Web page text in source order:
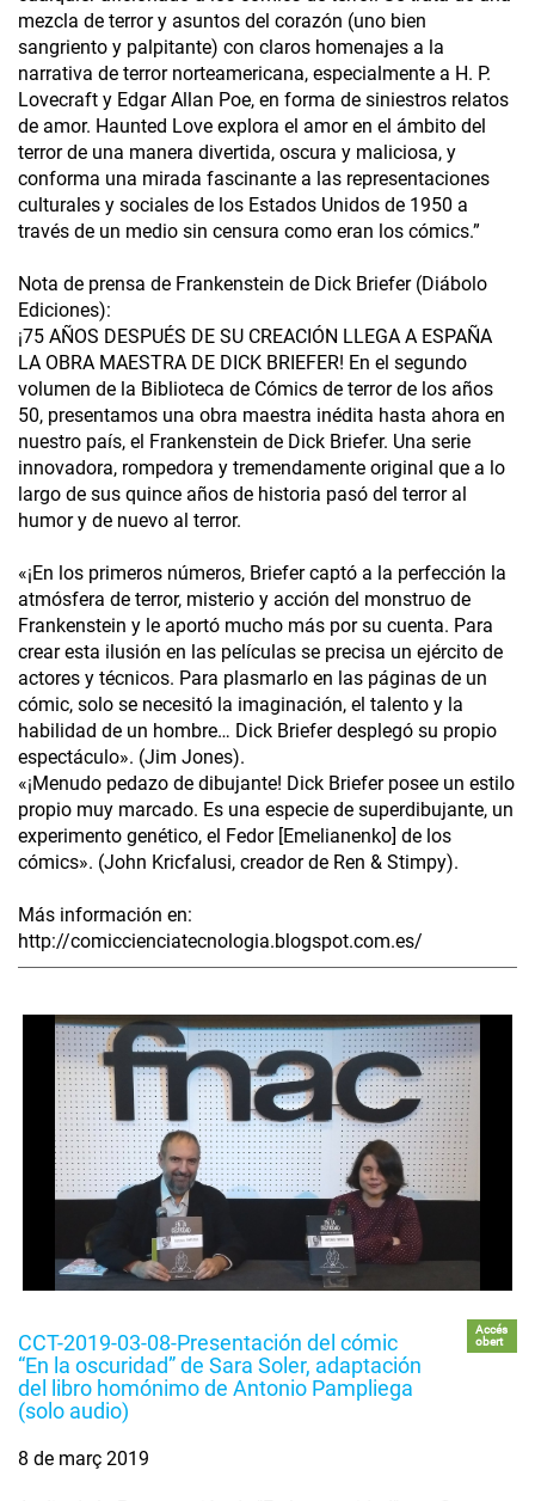
mezcla de terror y asuntos del corazón (uno bien
sangriento y palpitante) con claros homenajes a la
narrativa de terror norteamericana, especialmente a H. P.
Lovecraft y Edgar Allan Poe, en forma de siniestros relatos
de amor. Haunted Love explora el amor en el ámbito del
terror de una manera divertida, oscura y maliciosa, y
conforma una mirada fascinante a las representaciones
culturales y sociales de los Estados Unidos de 1950 a
través de un medio sin censura como eran los cómics.”
Nota de prensa de Frankenstein de Dick Briefer (Diábolo
Ediciones):
¡75 AÑOS DESPUÉS DE SU CREACIÓN LLEGA A ESPAÑA
LA OBRA MAESTRA DE DICK BRIEFER! En el segundo
volumen de la Biblioteca de Cómics de terror de los años
50, presentamos una obra maestra inédita hasta ahora en
nuestro país, el Frankenstein de Dick Briefer. Una serie
innovadora, rompedora y tremendamente original que a lo
largo de sus quince años de historia pasó del terror al
humor y de nuevo al terror.
«¡En los primeros números, Briefer captó a la perfección la
atmósfera de terror, misterio y acción del monstruo de
Frankenstein y le aportó mucho más por su cuenta. Para
crear esta ilusión en las películas se precisa un ejército de
actores y técnicos. Para plasmarlo en las páginas de un
cómic, solo se necesitó la imaginación, el talento y la
habilidad de un hombre… Dick Briefer desplegó su propio
espectáculo». (Jim Jones).
«¡Menudo pedazo de dibujante! Dick Briefer posee un estilo
propio muy marcado. Es una especie de superdibujante, un
experimento genético, el Fedor [Emelianenko] de los
cómics». (John Kricfalusi, creador de Ren & Stimpy).
Más información en:
http://comiccienciatecnologia.blogspot.com.es/
CCT-2019-03-08-Presentación del cómic
“En la oscuridad” de Sara Soler, adaptación
del libro homónimo de Antonio Pampliega
(solo audio)
Accés
obert
8 de març 2019